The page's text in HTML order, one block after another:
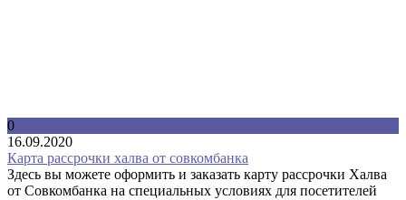
0
16.09.2020
Карта рассрочки халва от совкомбанка
Здесь вы можете оформить и заказать карту рассрочки Халва
от Совкомбанка на специальных условиях для посетителей